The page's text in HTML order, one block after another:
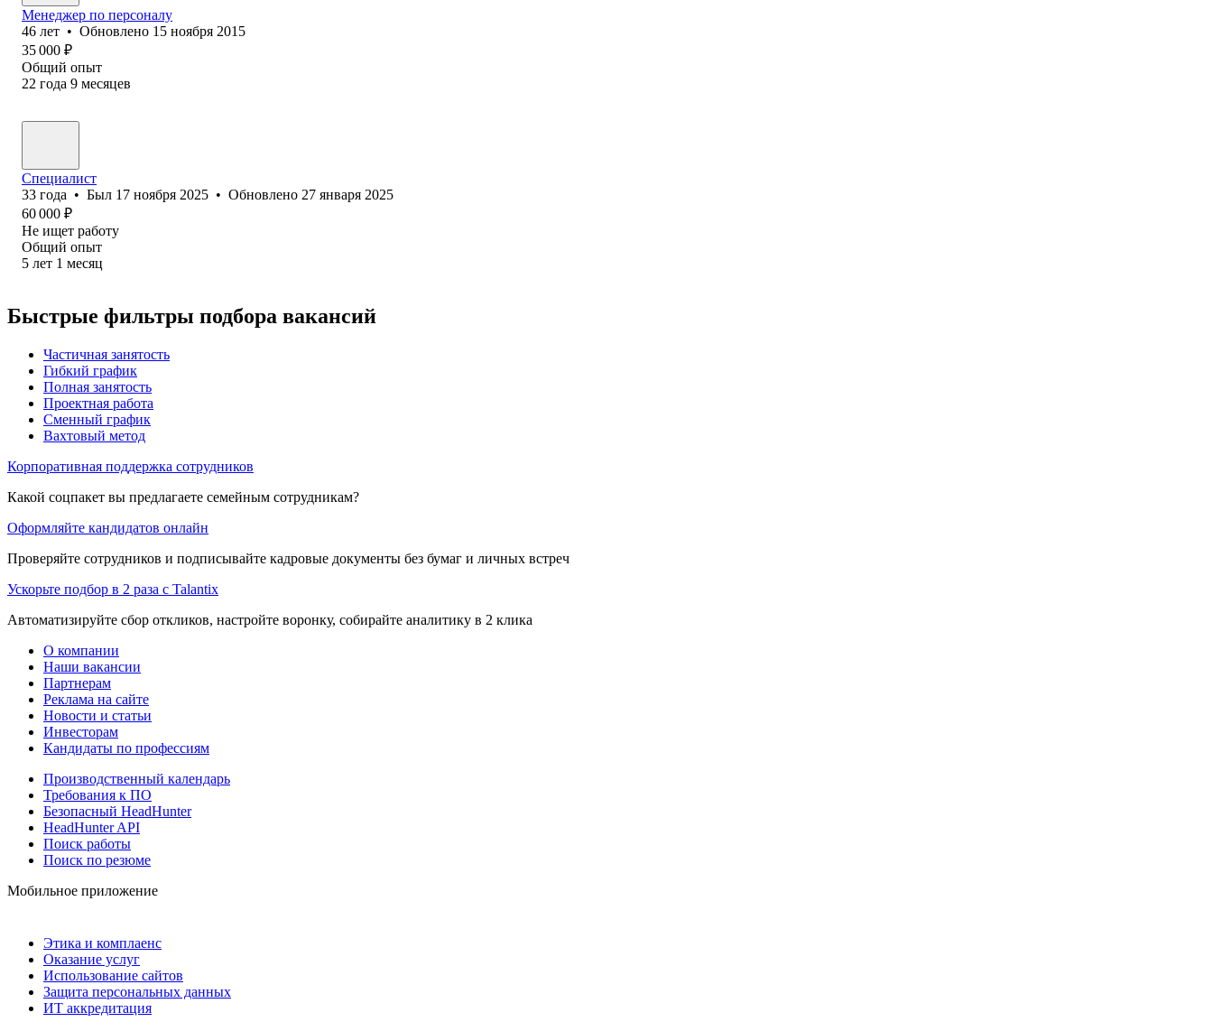
Менеджер по персоналу
46 лет • Обновлено 15 ноября 2015
35 000 ₽
Общий опыт
22 года 9 месяцев
Специалист
33 года • Был 17 ноября 2025 • Обновлено 27 января 2025
60 000 ₽
Не ищет работу
Общий опыт
5 лет 1 месяц
Быстрые фильтры подбора вакансий
Частичная занятость
Гибкий график
Полная занятость
Проектная работа
Сменный график
Вахтовый метод
Корпоративная поддержка сотрудников
Какой соцпакет вы предлагаете семейным сотрудникам?
Оформляйте кандидатов онлайн
Проверяйте сотрудников и подписывайте кадровые документы без бумаг и личных встреч
Ускорьте подбор в 2 раза с Talantix
Автоматизируйте сбор откликов, настройте воронку, собирайте аналитику в 2 клика
О компании
Наши вакансии
Партнерам
Реклама на сайте
Новости и статьи
Инвесторам
Кандидаты по профессиям
Производственный календарь
Требования к ПО
Безопасный HeadHunter
HeadHunter API
Поиск работы
Поиск по резюме
Мобильное приложение
Этика и комплаенс
Оказание услуг
Использование сайтов
Защита персональных данных
ИТ аккредитация